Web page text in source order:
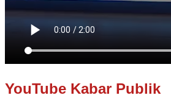
YouTube Kabar Publik